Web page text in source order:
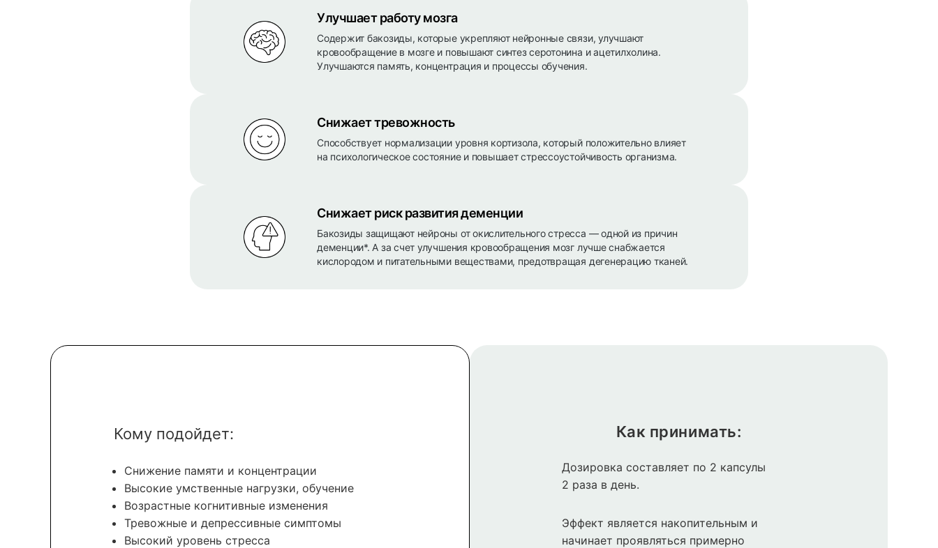
Улучшает работу мозга
Содержит бакозиды, которые укрепляют нейронные связи, улучшают
кровообращение в мозге и повышают синтез серотонина и ацетилхолина.
Улучшаются память, концентрация и процессы обучения.
Снижает тревожность
Способствует нормализации уровня кортизола, который положительно влияет
на психологическое состояние и повышает стрессоустойчивость организма.
Снижает риск развития деменции
Бакозиды защищают нейроны от окислительного стресса — одной из причин
деменции*. А за счет улучшения кровообращения мозг лучше снабжается
кислородом и питательными веществами, предотвращая дегенерацию тканей.
Кому подойдет:
Снижение памяти и концентрации
Высокие умственные нагрузки, обучение
Возрастные когнитивные изменения
Тревожные и депрессивные симптомы
Высокий уровень стресса
Как принимать:
Дозировка составляет по 2 капсулы
2 раза в день.
Эффект является накопительным и
начинает проявляться примерно